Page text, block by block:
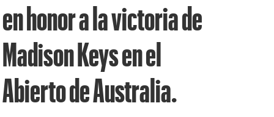
en honor a la victoria de
Madison Keys en el
Abierto de Australia.